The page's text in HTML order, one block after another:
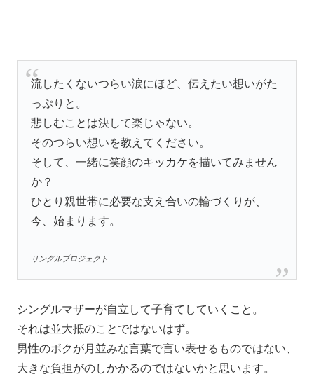
流したくないつらい涙にほど、伝えたい想いがた
っぷりと。
悲しむことは決して楽じゃない。
そのつらい想いを教えてください。
そして、一緒に笑顔のキッカケを描いてみません
か？
ひとり親世帯に必要な支え合いの輪づくりが、
今、始まります。
リングルプロジェクト
シングルマザーが自立して子育てしていくこと。
それは並大抵のことではないはず。
男性のボクが月並みな言葉で言い表せるものではない、
大きな負担がのしかかるのではないかと思います。